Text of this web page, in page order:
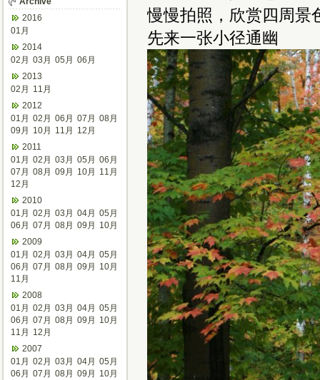
慢慢拍照，欣赏四周景
先来一张小径通幽
2016
01月
2014
02月 03月 05月 06月
2013
02月
11月
2012
01月 02月 06月 07月 08月
09月
10月 11月
12月
2011
01月 02月 03月 05月 06月
07月 08月 09月 10月
11月
12月
2010
01月 02月 03月 04月 05月
06月 07月 08月 09月
10月
2009
01月 02月 03月 04月 05月
06月 07月 08月 09月
10月
11月
2008
01月 02月 03月 04月 05月
06月 07月 08月 09月
10月
11月
12月
2007
01月 02月 03月 04月 05月
06月 07月 08月 09月
10月